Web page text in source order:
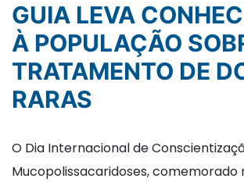
GUIA LEVA CONHECIMENTO
À POPULAÇÃO
TRATAMENTO DE
RARAS
O Dia Internacional de
Mucopolissacaridoses, comemorado